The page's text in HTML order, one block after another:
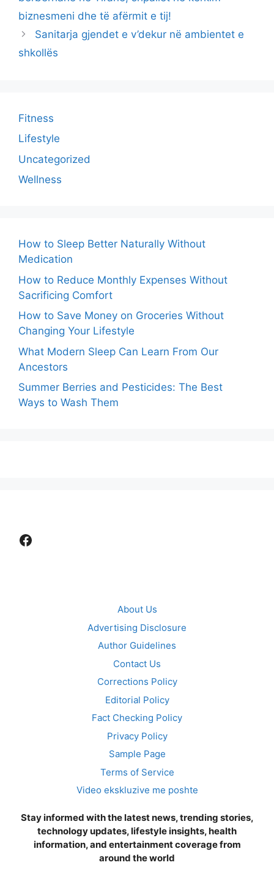
biznesmeni dhe të afërmit e tij!
Sanitarja gjendet e v’dekur në ambientet e
shkollës
Fitness
Lifestyle
Uncategorized
Wellness
How to Sleep Better Naturally Without
Medication
How to Reduce Monthly Expenses Without
Sacrificing Comfort
How to Save Money on Groceries Without
Changing Your Lifestyle
What Modern Sleep Can Learn From Our
Ancestors
Summer Berries and Pesticides: The Best
Ways to Wash Them
Facebook
About Us
Advertising Disclosure
Author Guidelines
Contact Us
Corrections Policy
Editorial Policy
Fact Checking Policy
Privacy Policy
Sample Page
Terms of Service
Video ekskluzive me poshte
Stay informed with the latest news, trending stories,
technology updates, lifestyle insights, health
information, and entertainment coverage from
around the world